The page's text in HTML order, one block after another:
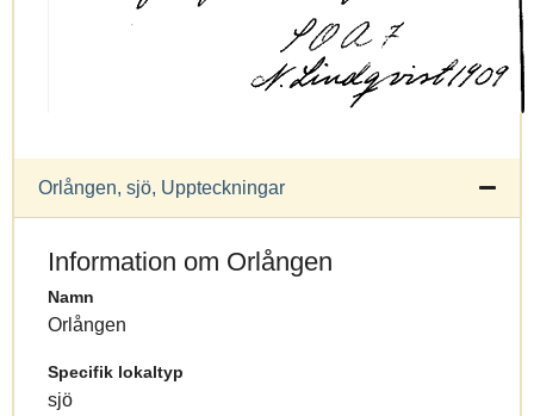
Orlången, sjö, Uppteckningar
Information om Orlången
Namn
Orlången
Specifik lokaltyp
sjö